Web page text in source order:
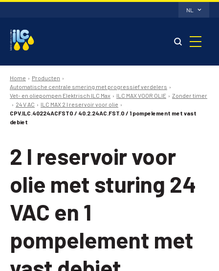
NL
Home
Producten
Automatische centrale smering met progressief verdelers
Vet- en oliepompen Elektrisch ILC Max
ILC MAX VOOR OLIE
Zonder timer
24 V AC
ILC MAX 2 l reservoir voor olie
CPV.ILC.40224ACFSTO / 40.2.24AC.FST.O / 1 pompelement met vast
debiet
2 l reservoir voor
olie met sturing 24
VAC en 1
pompelement met